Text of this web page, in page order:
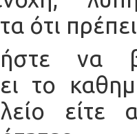
ότι
να
το
είτε